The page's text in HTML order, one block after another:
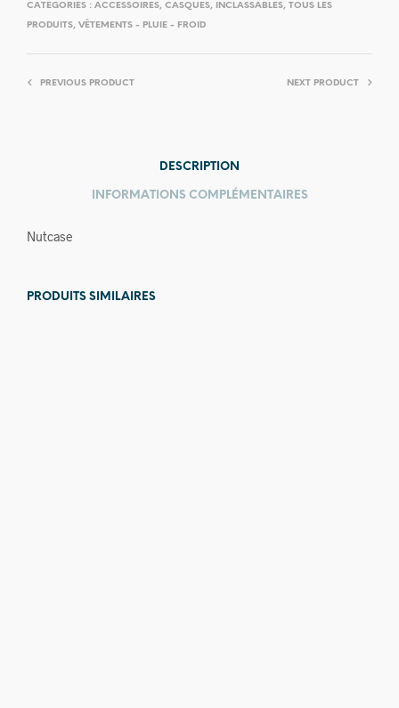
CATÉGORIES : ACCESSOIRES, CASQUES, INCLASSABLES, TOUS LES
PRODUITS, VÊTEMENTS - PLUIE - FROID
PREVIOUS PRODUCT NEXT PRODUCT
DESCRIPTION
INFORMATIONS COMPLÉMENTAIRES
Nutcase
PRODUITS SIMILAIRES